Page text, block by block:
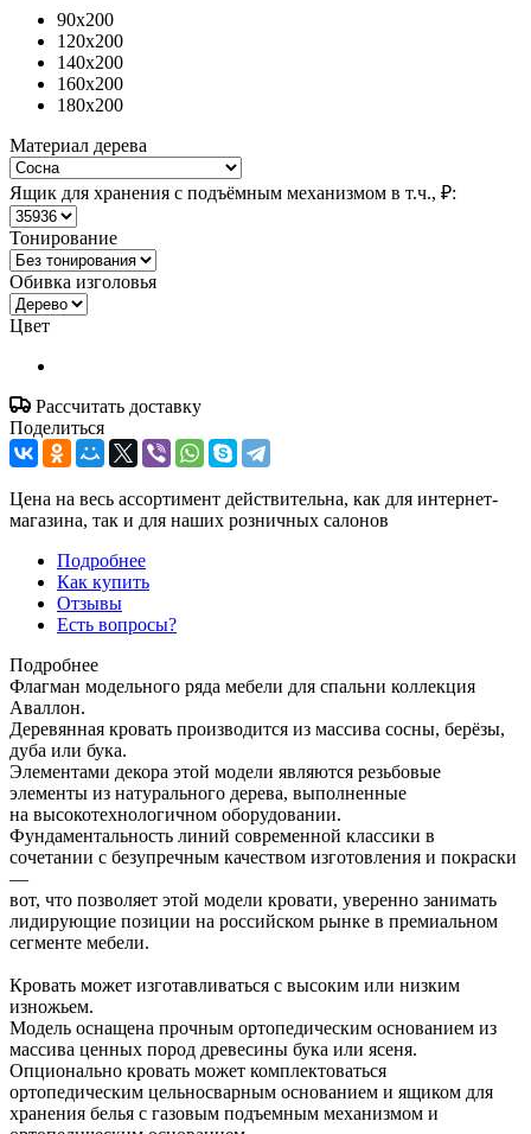
90x200
120x200
140x200
160x200
180x200
Материал дерева
Ящик для хранения с подъёмным механизмом в т.ч., ₽:
Тонирование
Обивка изголовья
Цвет
Рассчитать доставку
Поделиться
Цена на весь ассортимент действительна, как для интернет-
магазина, так и для наших розничных салонов
Подробнее
Как купить
Отзывы
Есть вопросы?
Подробнее
Флагман модельного ряда мебели для спальни коллекция
Аваллон.
Деревянная кровать производится из массива сосны, берёзы,
дуба или бука.
Элементами декора этой модели являются резьбовые
элементы из натурального дерева, выполненные
на высокотехнологичном оборудовании.
Фундаментальность линий современной классики в
сочетании с безупречным качеством изготовления и покраски
—
вот, что позволяет этой модели кровати, уверенно занимать
лидирующие позиции на российском рынке в премиальном
сегменте мебели.
Кровать может изготавливаться с высоким или низким
изножьем.
Модель оснащена прочным ортопедическим основанием из
массива ценных пород древесины бука или ясеня.
Опционально кровать может комплектоваться
ортопедическим цельносварным основанием и ящиком для
хранения белья с газовым подъемным механизмом и